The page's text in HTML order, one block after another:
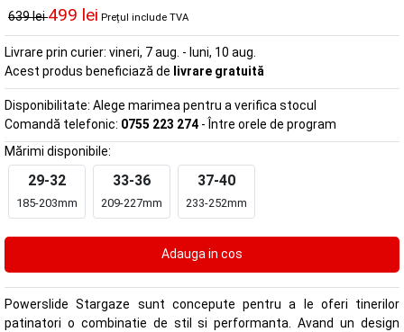
639 lei499 lei Prețul include TVA
Livrare prin curier: vineri, 7 aug. - luni, 10 aug.
Acest produs beneficiază de livrare gratuită
Disponibilitate: Alege marimea pentru a verifica stocul
Comandă telefonic: 0755 223 274 - Între orele de program
Mărimi disponibile:
29-32
185-203mm
33-36
209-227mm
37-40
233-252mm
Powerslide Stargaze sunt concepute pentru a le oferi tinerilor
patinatori o combinatie de stil si performanta. Avand un design